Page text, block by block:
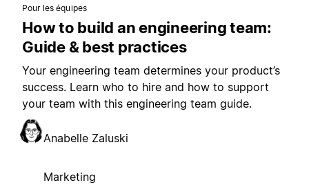
Pour les équipes
How to build an engineering team:
Guide & best practices
Your engineering team determines your product’s
success. Learn who to hire and how to support
your team with this engineering team guide.
Anabelle Zaluski
Marketing